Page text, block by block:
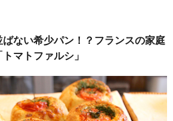
ない希少パン！？フランスの家庭
マトファルシ」